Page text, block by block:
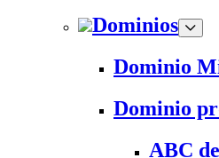
Dominios
Dominio
Dominio
ABC